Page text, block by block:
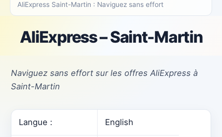
AliExpress Saint-Martin : Naviguez sans effort
AliExpress – Saint-Martin
Naviguez sans effort sur les offres AliExpress à
Saint-Martin
Langue : English